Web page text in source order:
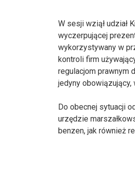
W sesji wziął udział
wyczerpującej
wykorzystywany w
kontroli firm
regulacjom prawnym
jedyny
Do obecnej sytuacji
urzędzie
benzen, jak również